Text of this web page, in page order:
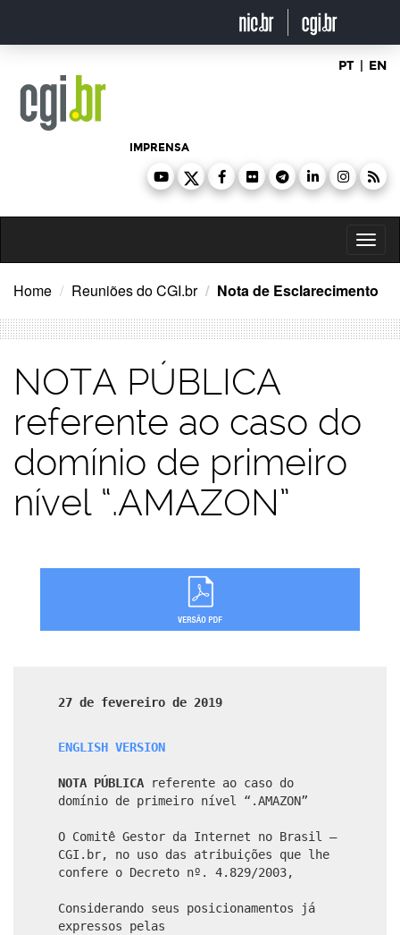
o
PT | EN
IMPRENSA
Home Reuniões do CGI.br Nota de Esclarecimento
NOTA PÚBLICA
referente ao caso do
domínio de primeiro
nível “.AMAZON”
27 de fevereiro de 2019
ENGLISH VERSION
NOTA PÚBLICA referente ao caso do
domínio de primeiro nível “.AMAZON”
O Comitê Gestor da Internet no Brasil –
CGI.br, no uso das atribuições que lhe
confere o Decreto nº. 4.829/2003,
Considerando seus posicionamentos já
expressos pelas